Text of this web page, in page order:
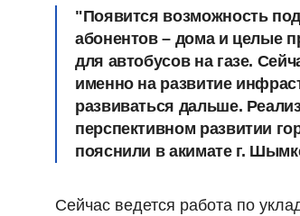
"Появится возможность
абонентов – дома и целые
для автобусов на газе.
именно на развитие
развиваться дальше.
перспективном развитии
пояснили в акимате г.
Сейчас ведется работа по